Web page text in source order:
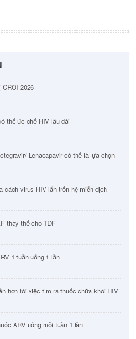
CROI 2026
thể ức chế HIV lâu dài
Lenacapavir có thể là lựa chọn
cách virus HIV lẩn trốn hệ miễn dịch
thay thế cho TDF
1 tuần uống 1 lần
hơn tới việc tìm ra thuốc chữa khỏi HIV
ARV uống mỗi tuần 1 lần